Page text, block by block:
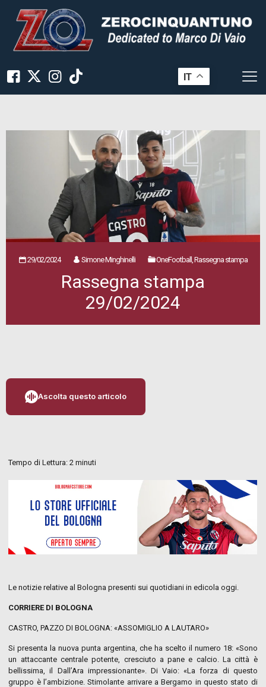
IT
29/02/2024 Simone Minghinelli OneFootball, Rassegna stampa
Rassegna stampa
29/02/2024
Ascolta questo articolo
Tempo di Lettura:2 minuti
Le notizie relative al Bologna presenti sui quotidiani in edicola oggi.
CORRIERE DI BOLOGNA
CASTRO, PAZZO DI BOLOGNA: «ASSOMIGLIO A LAUTARO»
Si presenta la nuova punta argentina, che ha scelto il numero 18: «Sono
un attaccante centrale potente, cresciuto a pane e calcio. La città è
bellissima, il Dall’Ara impressionante». Di Vaio: «La forza di questo
gruppo è l’ambizione. Stimolante arrivare a Bergamo in questo stato di